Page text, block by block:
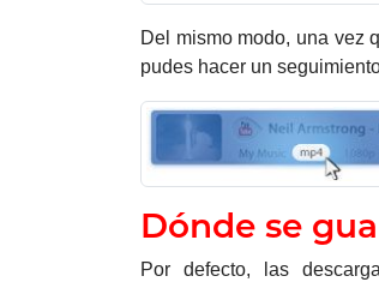
Del mismo modo, una vez
pudes hacer un
Dónde se
Por defecto, las